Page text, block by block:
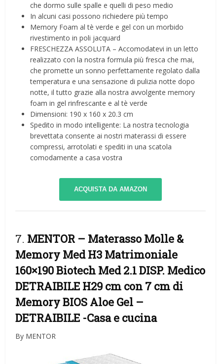
che dormo sulle spalle e quelli di peso medio
In alcuni casi possono richiedere più tempo
Memory Foam al tè verde e gel con un morbido
rivestimento in poli jacquard
FRESCHEZZA ASSOLUTA – Accomodatevi in un letto
realizzato con la nostra formula più fresca che mai,
che promette un sonno perfettamente regolato dalla
temperatura e una sensazione di pulizia notte dopo
notte, il tutto grazie alla nostra avvolgente memory
foam in gel rinfrescante e al tè verde
Dimensioni: 190 x 160 x 20.3 cm
Spedito in modo intelligente: La nostra tecnologia
brevettata consente ai nostri materassi di essere
compressi, arrotolati e spediti in una scatola
comodamente a casa vostra
ACQUISTA DA AMAZON
7. MENTOR – Materasso Molle &
Memory Med H3 Matrimoniale
160×190 Biotech Med 2.1 DISP. Medico
DETRAIBILE H29 cm con 7 cm di
Memory BIOS Aloe Gel –
DETRAIBILE -Casa e cucina
By MENTOR